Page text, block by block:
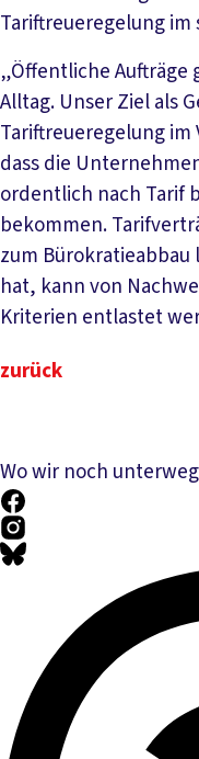
Tariftreueregelung im
„Öffentliche Aufträge
Alltag. Unser Ziel als
Tariftreueregelung im
dass die
ordentlich nach Tarif
bekommen.
zum
hat, kann von
Kriterien entlastet
zurück
Wo wir noch